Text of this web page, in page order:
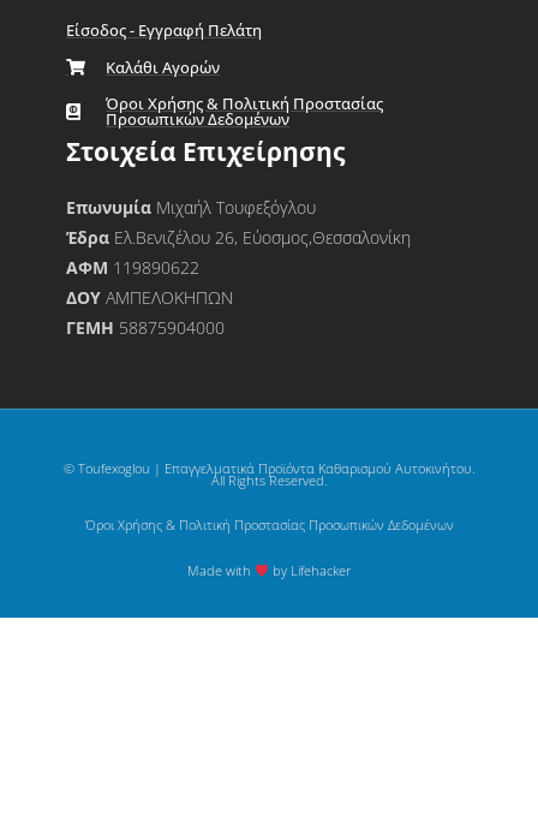
Είσοδος - Εγγραφή Πελάτη
Καλάθι Αγορών
Όροι Χρήσης & Πολιτική Προστασίας
Προσωπικών Δεδομένων
Στοιχεία Επιχείρησης
Επωνυμία Μιχαήλ Τουφεξόγλου
Έδρα Ελ.Βενιζέλου 26, Εύοσμος,Θεσσαλονίκη
ΑΦΜ 119890622
ΔΟΥΑΜΠΕΛΟΚΗΠΩΝ
ΓΕΜΗ 58875904000
© Toufexoglou | Επαγγελματικά Προϊόντα Καθαρισμού Αυτοκινήτου.
All Rights Reserved.
Όροι Χρήσης & Πολιτική Προστασίας Προσωπικών Δεδομένων
Made with by Lifehacker